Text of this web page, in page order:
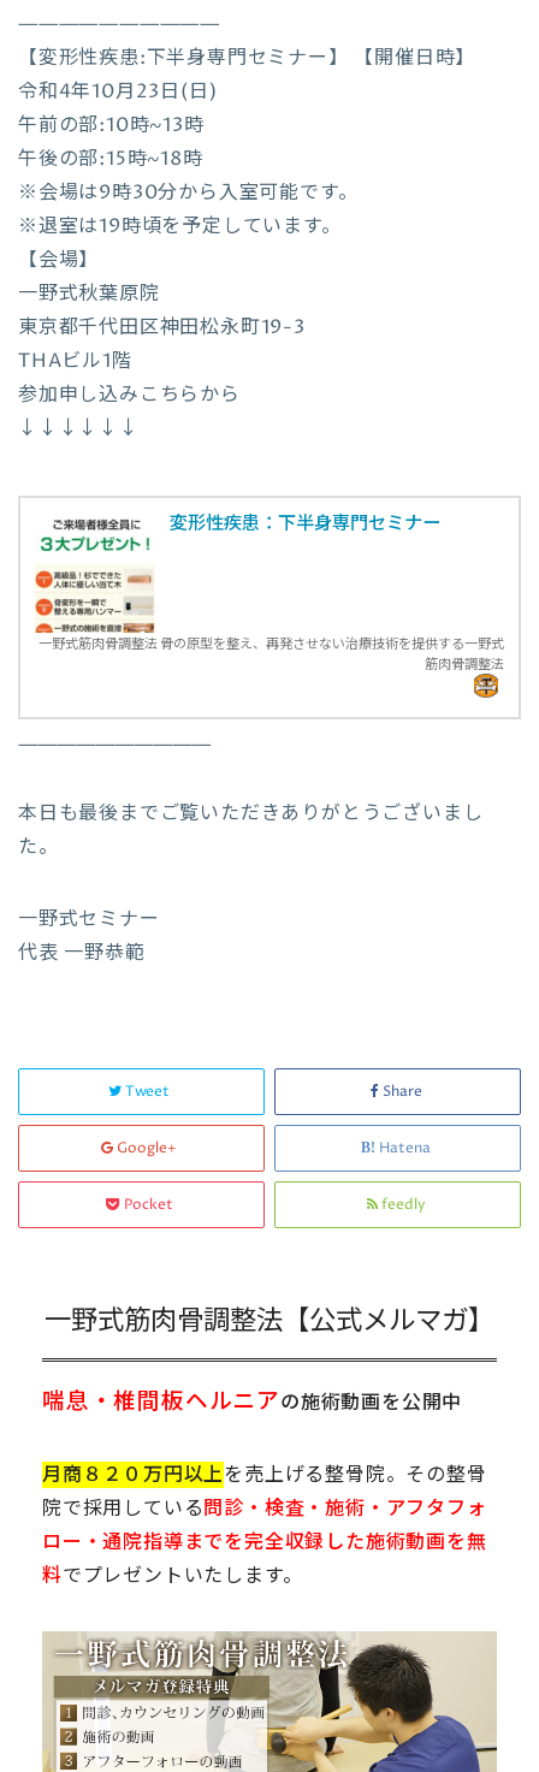
——————————
【変形性疾患:下半身専門セミナー】 【開催日時】
令和4年10月23日(日)
午前の部:10時~13時
午後の部:15時~18時
※会場は9時30分から入室可能です。
※退室は19時頃を予定しています。
【会場】
一野式秋葉原院
東京都千代田区神田松永町19-3
THAビル1階
参加申し込みこちらから
↓↓↓↓↓↓
変形性疾患：下半身専門セミナー
一野式筋肉骨調整法 骨の原型を整え、再発させない治療技術を提供する一野式
筋肉骨調整法
——————————
本日も最後までご覧いただきありがとうございまし
た。
一野式セミナー
代表 一野恭範
Tweet Share
Google+ Hatena
Pocket feedly
一野式筋肉骨調整法【公式メルマガ】
喘息・椎間板ヘルニアの施術動画を公開中
月商８２０万円以上を売上げる整骨院。その整骨
院で採用している 問診・検査・施術・アフタフォ
ロー・通院指導までを完全収録した施術動画を無
料でプレゼントいたします。